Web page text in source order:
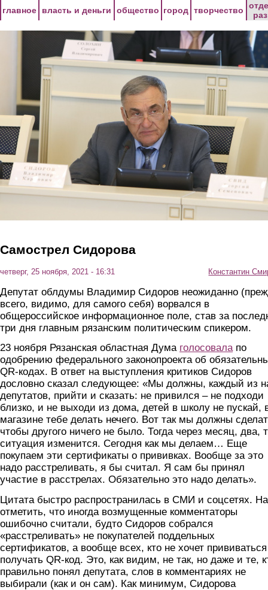
главное власть и деньги общество город творчество
Самострел Сидорова
четверг, 25 ноября, 2021 - 16:31 Константин
Депутат облдумы Владимир Сидоров неожиданно
всего, видимо, для самого себя) ворвался в
общероссийское информационное поле, став за
три дня главным рязанским политическим спикером.
23 ноября Рязанская областная Дума голосовалапо
одобрению федерального законопроекта об
QR-кодах. В ответ на выступления критиков Сидоров
дословно сказал следующее: «Мы должны, каждый из
депутатов, прийти и сказать: не привился – не подходи
близко, и не выходи из дома, детей в школу не пускай,
магазине тебе делать нечего. Вот так мы должны
чтобы другого ничего не было. Тогда через месяц, два,
ситуация изменится. Сегодня как мы делаем… Еще
покупаем эти сертификаты о прививках. Вообще за это
надо расстреливать, я бы считал. Я сам бы принял
участие в расстрелах. Обязательно это надо делать».
Цитата быстро распространилась в СМИ и соцсетях.
отметить, что иногда возмущенные комментаторы
ошибочно считали, будто Сидоров собрался
«расстреливать» не покупателей поддельных
сертификатов, а вообще всех, кто не хочет
получать QR-код. Это, как видим, не так, но даже и те,
правильно понял депутата, слов в комментариях не
выбирали (как и он сам). Как минимум, Сидорова